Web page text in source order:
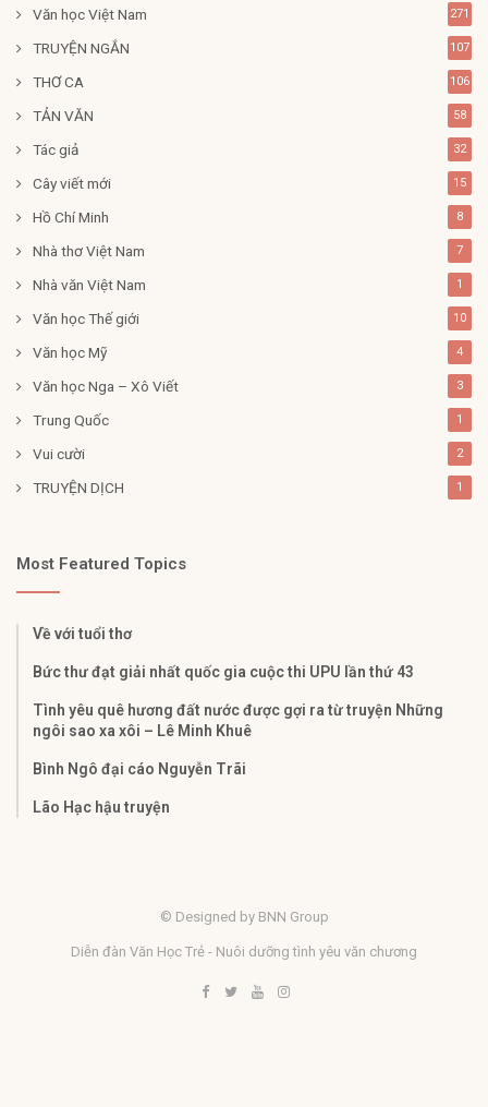
Văn học Việt Nam 271
TRUYỆN NGẮN 107
THƠ CA 106
TẢN VĂN 58
Tác giả 32
Cây viết mới 15
Hồ Chí Minh 8
Nhà thơ Việt Nam 7
Nhà văn Việt Nam 1
Văn học Thế giới 10
Văn học Mỹ 4
Văn học Nga – Xô Viết 3
Trung Quốc 1
Vui cười 2
TRUYỆN DỊCH 1
Most Featured Topics
Về với tuổi thơ
Bức thư đạt giải nhất quốc gia cuộc thi UPU lần thứ 43
Tình yêu quê hương đất nước được gợi ra từ truyện Những
ngôi sao xa xôi – Lê Minh Khuê
Bình Ngô đại cáo Nguyễn Trãi
Lão Hạc hậu truyện
© Designed by BNN Group
Diễn đàn Văn Học Trẻ - Nuôi dưỡng tình yêu văn chương